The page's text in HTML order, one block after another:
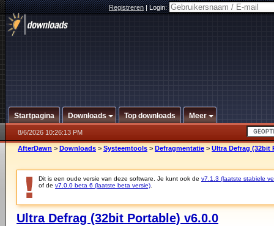
Registreren|Login:
Startpagina Downloads Top downloads Meer
8/6/2026 10:26:13 PM
AfterDawn > Downloads > Systeemtools > Defragmentatie > Ultra Defrag (32bit
Dit is een oude versie van deze software. Je kunt ook de v7.1.3 (laatste stabiele
of de v7.0.0 beta 6 (laatste beta versie)
Ultra Defrag (32bit Portable) v6.0.0